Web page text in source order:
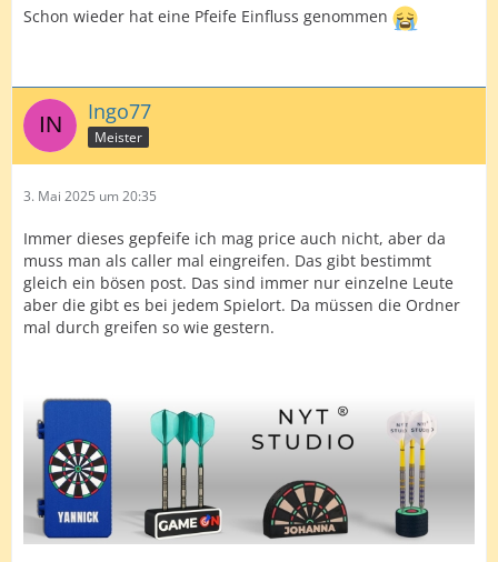
Schon wieder hat eine Pfeife Einfluss genommen
Ingo77
Meister
3. Mai 2025 um 20:35
Immer dieses gepfeife ich mag price auch nicht, aber da
muss man als caller mal eingreifen. Das gibt bestimmt
gleich ein bösen post. Das sind immer nur einzelne Leute
aber die gibt es bei jedem Spielort. Da müssen die Ordner
mal durch greifen so wie gestern.